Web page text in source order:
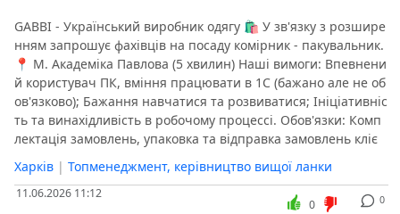
GABBI - Український виробник одягу 🛍 У зв'язку з розшире
нням запрошує фахівців на посаду комірник - пакувальник.
📍 М. Академіка Павлова (5 хвилин) Наші вимоги: Впевнени
й користувач ПК, вміння працювати в 1С (бажано але не об
ов'язково); Бажання навчатися та розвиватися; Ініціативніс
ть та винахідливість в робочому процессі. Обов'язки: Комп
лектація замовлень, упаковка та відправка замовлень кліє
Харків | Топменеджмент, керівництво вищої ланки
11.06.2026 11:12 0
0